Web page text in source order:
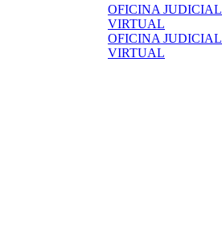
OFICINA JUDICIAL
VIRTUAL
OFICINA JUDICIAL
VIRTUAL